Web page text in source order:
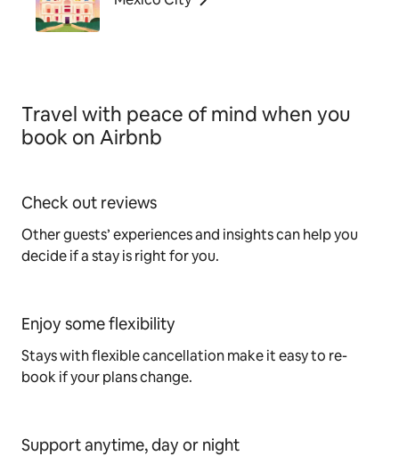
Travel with peace of mind when you
book on Airbnb
Check out reviews
Other guests’ experiences and insights can help you
decide if a stay is right for you.
Enjoy some flexibility
Stays with flexible cancellation make it easy to re-
book if your plans change.
Support anytime, day or night